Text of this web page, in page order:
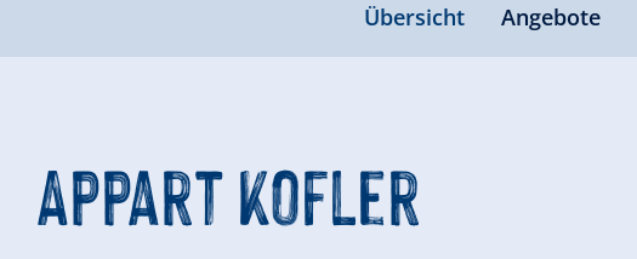
Übersicht Angebote
Appart Kofler